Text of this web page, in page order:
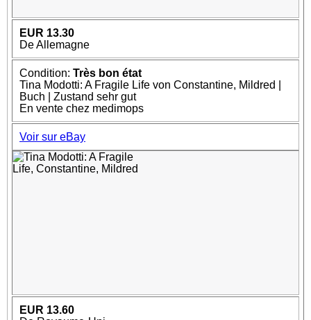
EUR 13.30
De Allemagne
Condition: Très bon état
Tina Modotti: A Fragile Life von Constantine, Mildred |
Buch | Zustand sehr gut
En vente chez medimops
Voir sur eBay
EUR 13.60